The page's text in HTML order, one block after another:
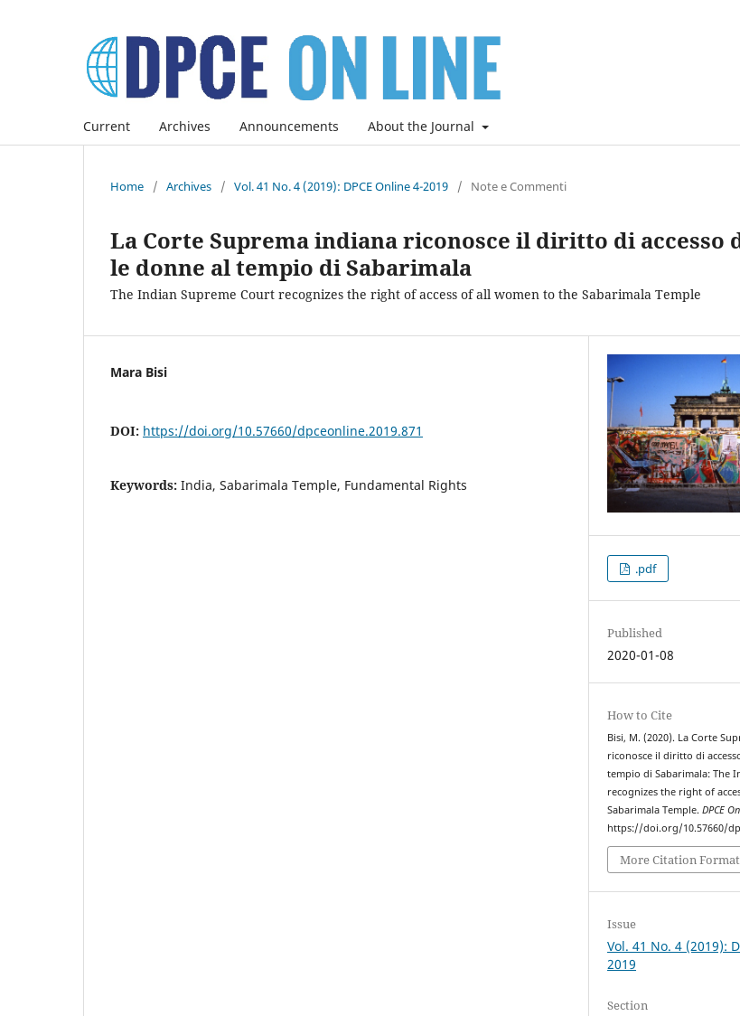
Current Archives Announcements About the Journal
Home / Archives / Vol. 41 No. 4 (2019): DPCE Online 4-2019 / Note e Commenti
La Corte Suprema indiana riconosce il diritto di accesso
le donne al tempio di Sabarimala
The Indian Supreme Court recognizes the right of access of all women to the Sabarimala Temple
Mara Bisi
DOI: https://doi.org/10.57660/dpceonline.2019.871
Keywords: India, Sabarimala Temple, Fundamental Rights
.pdf
Published
2020-01-08
How to Cite
Bisi, M. (2020). La Corte
riconosce il diritto di
tempio di Sabarimala: The
recognizes the right of
Sabarimala Temple.DPCE
https://doi.org/10.57660/
More Citation
Issue
Vol. 41 No. 4 (2019):
2019
Section